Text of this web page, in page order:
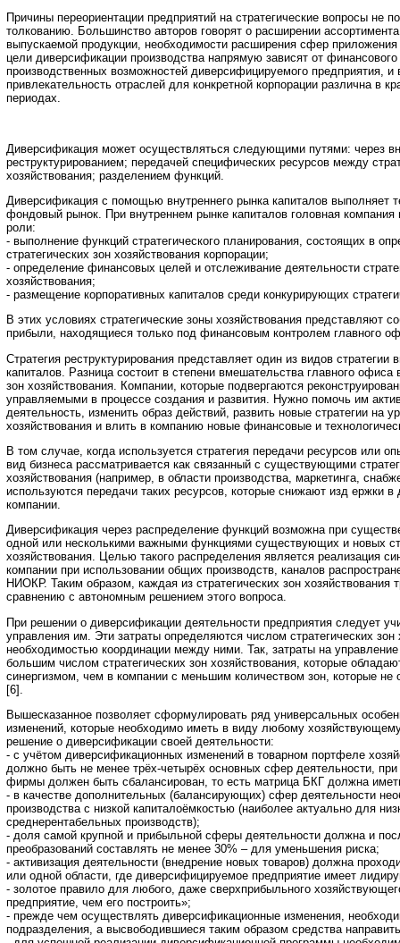
Причины переориентации предприятий на стратегические вопросы не
толкованию. Большинство авторов говорят о расширении
выпускаемой продукции, необходимости расширения сфер
цели диверсификации производства напрямую зависят от финансового
производственных возможностей диверсифицируемого предприятия, и
привлекательность отраслей для конкретной корпорации различна в
периодах.
Диверсификация может осуществляться следующими путями: через
реструктурированием; передачей специфических ресурсов между
хозяйствования; разделением функций.
Диверсификация с помощью внутреннего рынка капиталов выполняет
фондовый рынок. При внутреннем рынке капиталов головная
роли:
- выполнение функций стратегического планирования, состоящих в
стратегических зон хозяйствования корпорации;
- определение финансовых целей и отслеживание деятельности
хозяйствования;
- размещение корпоративных капиталов среди конкурирующих
В этих условиях стратегические зоны хозяйствования представляют
прибыли, находящиеся только под финансовым контролем главного
Стратегия реструктурирования представляет один из видов стратегии
капиталов. Разница состоит в степени вмешательства главного офиса
зон хозяйствования. Компании, которые подвергаются
управляемыми в процессе создания и развития. Нужно помочь им
деятельность, изменить образ действий, развить новые стратегии на
хозяйствования и влить в компанию новые финансовые и
В том случае, когда используется стратегия передачи ресурсов или
вид бизнеса рассматривается как связанный с существующими
хозяйствования (например, в области производства, маркетинга,
используются передачи таких ресурсов, которые снижают изд ержки
компании.
Диверсификация через распределение функций возможна при
одной или несколькими важными функциями существующих и новых
хозяйствования. Целью такого распределения является реализация
компании при использовании общих производств, каналов
НИОКР. Таким образом, каждая из стратегических зон хозяйствования
сравнению с автономным решением этого вопроса.
При решении о диверсификации деятельности предприятия следует
управления им. Эти затраты определяются числом стратегических зон
необходимостью координации между ними. Так, затраты на
большим числом стратегических зон хозяйствования, которые
синергизмом, чем в компании с меньшим количеством зон, которые не
[6].
Вышесказанное позволяет сформулировать ряд универсальных
изменений, которые необходимо иметь в виду любому
решение о диверсификации своей деятельности:
- с учётом диверсификационных изменений в товарном портфеле
должно быть не менее трёх-четырёх основных сфер деятельности,
фирмы должен быть сбалансирован, то есть матрица БКГ должна
- в качестве дополнительных (балансирующих) сфер деятельности
производства с низкой капиталоёмкостью (наиболее актуально для
среднерентабельных производств);
- доля самой крупной и прибыльной сферы деятельности должна и
преобразований составлять не менее 30% – для уменьшения риска;
- активизация деятельности (внедрение новых товаров) должна
или одной области, где диверсифицируемое предприятие имеет
- золотое правило для любого, даже сверхприбыльного
предприятие, чем его построить»;
- прежде чем осуществлять диверсификационные изменения,
подразделения, а высвободившиеся таким образом средства